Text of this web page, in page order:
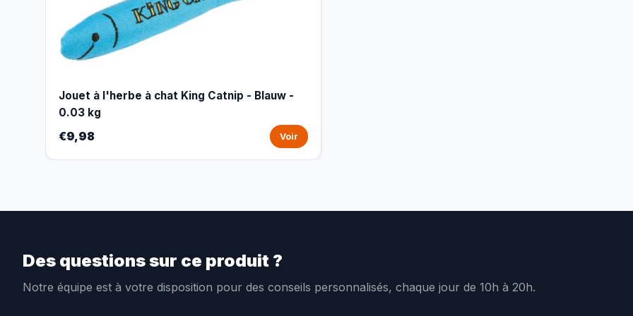
Jouet à l'herbe à chat King Catnip - Blauw -
0.03 kg
€9,98 Voir
Des questions sur ce produit ?
Notre équipe est à votre disposition pour des conseils personnalisés, chaque jour de 10h à 20h.